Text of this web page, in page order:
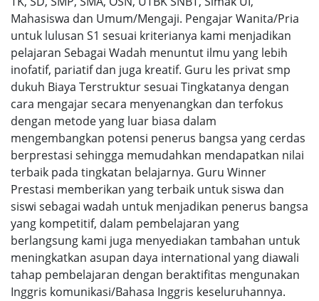
Mahasiswa dan Umum/Mengaji. Pengajar Wanita/Pria
untuk lulusan S1 sesuai kriterianya kami menjadikan
pelajaran Sebagai Wadah menuntut ilmu yang lebih
inofatif, pariatif dan juga kreatif. Guru les privat smp
dukuh Biaya Terstruktur sesuai Tingkatanya dengan
cara mengajar secara menyenangkan dan terfokus
dengan metode yang luar biasa dalam
mengembangkan potensi penerus bangsa yang cerdas
berprestasi sehingga memudahkan mendapatkan nilai
terbaik pada tingkatan belajarnya. Guru Winner
Prestasi memberikan yang terbaik untuk siswa dan
siswi sebagai wadah untuk menjadikan penerus bangsa
yang kompetitif, dalam pembelajaran yang
berlangsung kami juga menyediakan tambahan untuk
meningkatkan asupan daya international yang diawali
tahap pembelajaran dengan beraktifitas mengunakan
Inggris komunikasi/Bahasa Inggris keseluruhannya.